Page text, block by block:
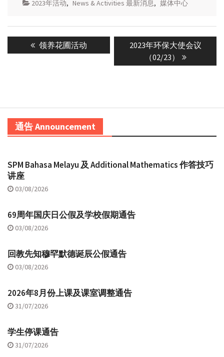
2023年活动, News & Activities 最新消息, 媒体中心
Post
navigationPrevious
post:
领养花圃活动
Next
2023年环保大使会议
（02/23）
通告 Announcement
SPM Bahasa Melayu 及 Additional Mathematics 作答技巧
讲座
03/08/2026
69周年国庆日公假及学校假期通告
03/08/2026
回教先知穆罕默德诞辰公假通告
03/08/2026
2026年8月份上课及课室调整通告
31/07/2026
学生停课通告
31/07/2026